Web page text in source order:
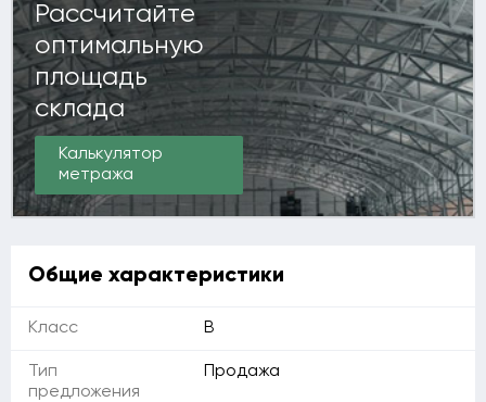
Рассчитайте
оптимальную
площадь
склада
Калькулятор
метража
Общие характеристики
Класс B
Тип
предложения
Продажа